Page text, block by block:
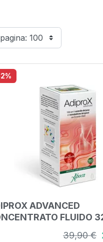
ADVANCED
FLUIDO
39,90 €